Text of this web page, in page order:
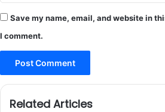
Save my name, email, and website in
I comment.
Related Articles